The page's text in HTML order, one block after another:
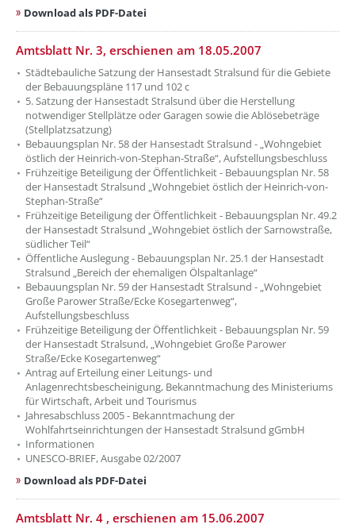
Download als PDF-Datei
Amtsblatt Nr. 3, erschienen am 18.05.2007
Städtebauliche Satzung der Hansestadt Stralsund für die Gebiete
der Bebauungspläne 117 und 102 c
5. Satzung der Hansestadt Stralsund über die Herstellung
notwendiger Stellplätze oder Garagen sowie die Ablösebeträge
(Stellplatzsatzung)
Bebauungsplan Nr. 58 der Hansestadt Stralsund - „Wohngebiet
östlich der Heinrich-von-Stephan-Straße“, Aufstellungsbeschluss
Frühzeitige Beteiligung der Öffentlichkeit - Bebauungsplan Nr. 58
der Hansestadt Stralsund „Wohngebiet östlich der Heinrich-von-
Stephan-Straße“
Frühzeitige Beteiligung der Öffentlichkeit - Bebauungsplan Nr. 49.2
der Hansestadt Stralsund „Wohngebiet östlich der Sarnowstraße,
südlicher Teil“
Öffentliche Auslegung - Bebauungsplan Nr. 25.1 der Hansestadt
Stralsund „Bereich der ehemaligen Ölspaltanlage“
Bebauungsplan Nr. 59 der Hansestadt Stralsund - „Wohngebiet
Große Parower Straße/Ecke Kosegartenweg“,
Aufstellungsbeschluss
Frühzeitige Beteiligung der Öffentlichkeit - Bebauungsplan Nr. 59
der Hansestadt Stralsund, „Wohngebiet Große Parower
Straße/Ecke Kosegartenweg“
Antrag auf Erteilung einer Leitungs- und
Anlagenrechtsbescheinigung, Bekanntmachung des Ministeriums
für Wirtschaft, Arbeit und Tourismus
Jahresabschluss 2005 - Bekanntmachung der
Wohlfahrtseinrichtungen der Hansestadt Stralsund gGmbH
Informationen
UNESCO-BRIEF, Ausgabe 02/2007
Download als PDF-Datei
Amtsblatt Nr. 4 , erschienen am 15.06.2007